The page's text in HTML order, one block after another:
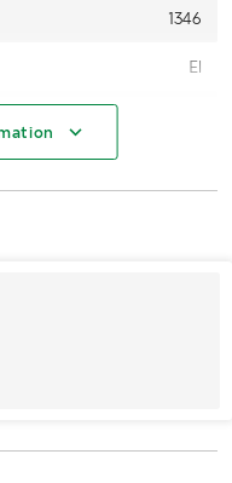
1346
El